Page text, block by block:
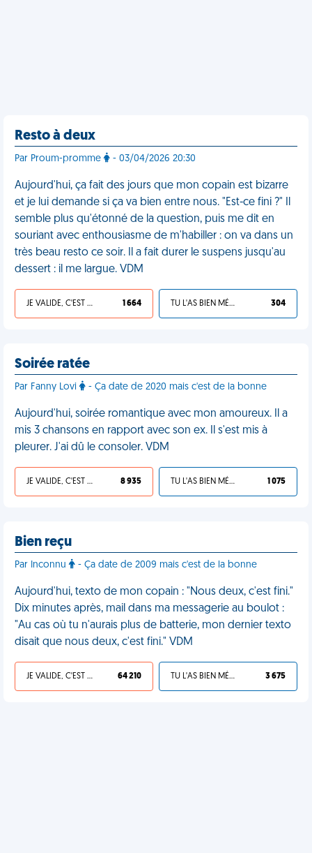
Resto à deux
Par Proum-promme - 03/04/2026 20:30
Aujourd'hui, ça fait des jours que mon copain est bizarre
et je lui demande si ça va bien entre nous. "Est-ce fini ?" Il
semble plus qu'étonné de la question, puis me dit en
souriant avec enthousiasme de m'habiller : on va dans un
très beau resto ce soir. Il a fait durer le suspens jusqu'au
dessert : il me largue. VDM
JE VALIDE, C'EST UNE VDM 1 664 TU L'AS BIEN MÉRITÉ 304
Soirée ratée
Par Fanny Lovi - Ça date de 2020 mais c'est de la bonne
Aujourd'hui, soirée romantique avec mon amoureux. Il a
mis 3 chansons en rapport avec son ex. Il s'est mis à
pleurer. J'ai dû le consoler. VDM
JE VALIDE, C'EST UNE VDM 8 935 TU L'AS BIEN MÉRITÉ 1 075
Bien reçu
Par Inconnu - Ça date de 2009 mais c'est de la bonne
Aujourd'hui, texto de mon copain : "Nous deux, c'est fini."
Dix minutes après, mail dans ma messagerie au boulot :
"Au cas où tu n'aurais plus de batterie, mon dernier texto
disait que nous deux, c'est fini." VDM
JE VALIDE, C'EST UNE VDM 64 210 TU L'AS BIEN MÉRITÉ 3 675